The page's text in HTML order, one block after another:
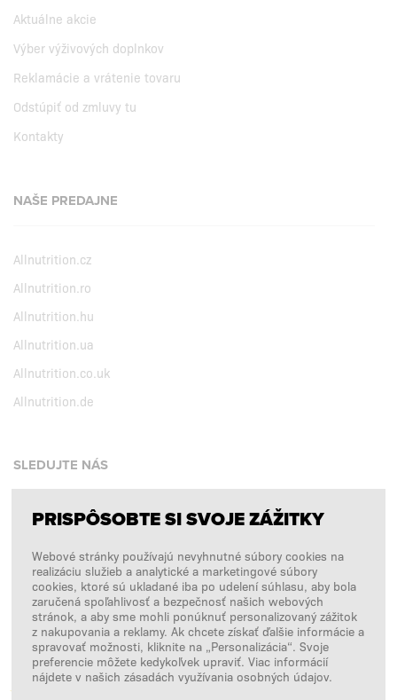
Aktuálne akcie
Výber výživových doplnkov
Reklamácie a vrátenie tovaru
Odstúpiť od zmluvy tu
Kontakty
NAŠE PREDAJNE
Allnutrition.cz
Allnutrition.ro
Allnutrition.hu
Allnutrition.ua
Allnutrition.co.uk
Allnutrition.de
SLEDUJTE NÁS
Facebook
Instagram
Copyright © 2026 SFD S. A.
PLATBY SPRACÚVA
PRISPÔSOBTE SI SVOJE ZÁŽITKY
Webové stránky používajú nevyhnutné súbory cookies na
realizáciu služieb a analytické a marketingové súbory
cookies, ktoré sú ukladané iba po udelení súhlasu, aby bola
zaručená spoľahlivosť a bezpečnosť našich webových
stránok, a aby sme mohli ponúknuť personalizovaný zážitok
z nakupovania a reklamy. Ak chcete získať ďalšie informácie a
spravovať možnosti, kliknite na „Personalizácia“. Svoje
preferencie môžete kedykoľvek upraviť. Viac informácií
nájdete v našich zásadách využívania osobných údajov.